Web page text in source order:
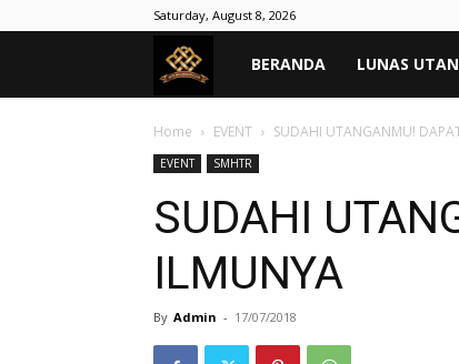
Saturday, August 8, 2026
MASYARAKAT
TANPA
RIBA
–
Lunas
BERANDA LUNAS
Home EVENT SUDAHI UTANGANMU!
EVENT SMHTR
SUDAHI
ILMUNYA
By Admin - 17/07/2018